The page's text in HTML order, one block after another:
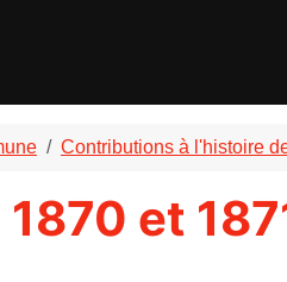
Contributions à l'histoire
et